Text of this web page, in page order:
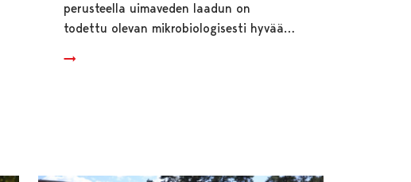
perusteella uimaveden laadun on
todettu olevan mikrobiologisesti hyvää…